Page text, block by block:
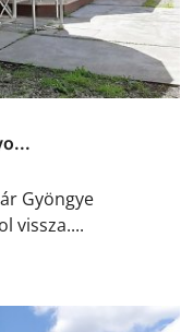
Gyöngye
vissza....